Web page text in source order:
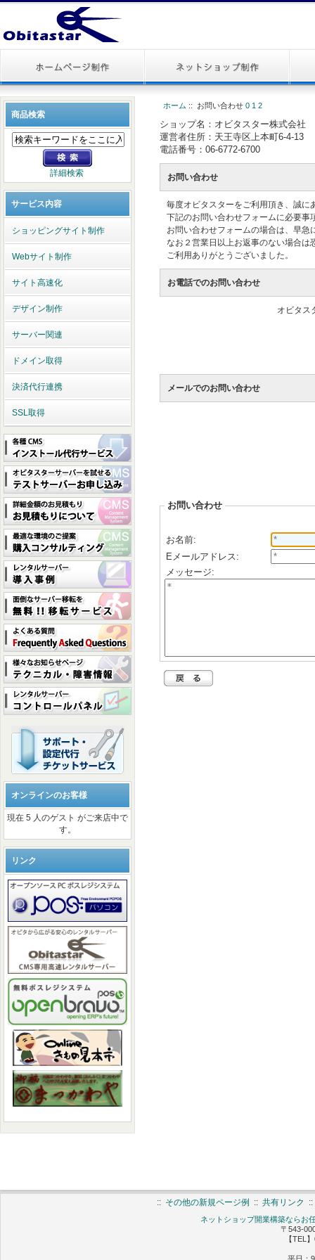
商品検索
詳細検索
サービス内容
ショッピングサイト制作
Webサイト制作
サイト高速化
デザイン制作
サーバー関連
ドメイン取得
決済代行連携
SSL取得
オンラインのお客様
現在 5 人のゲスト がご来店中で
す。
リンク
ホーム :: お問い合わせ0 1 2
ショップ名：オビタスター株式会社
運営者住所：天王寺区上本町6-4-13
電話番号：06-6772-6700
お問い合わせ
毎度オビタスターをご利用頂き、誠に
下記のお問い合わせフォームに必要事
お問い合わせフォームの場合は、早
なお２営業日以上お返事のない場合は
ご利用ありがとうございました。
お電話でのお問い合わせ
オビタス
メールでのお問い合わせ
お問い合わせ
お名前:
Eメールアドレス:
メッセージ:
:: その他の新規ページ例 :: 共有リンク
ネットショップ開業構築ならお
〒543-
【TEL